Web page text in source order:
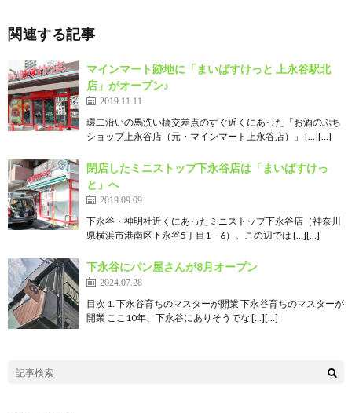
関連する記事
マインマート跡地に「まいばすけっと 上永谷駅北
店」がオープン♪
2019.11.11
環二沿いの馬洗い橋交差点のすぐ近くにあった「お酒のぷち
ショップ上永谷店（元・マインマート上永谷店）」 […][…]
閉店したミニストップ下永谷店は「まいばすけっ
と」へ
2019.09.09
下永谷・神明社近くにあったミニストップ下永谷店（神奈川
県横浜市港南区下永谷5丁目1－6）。この辺では […][…]
下永谷にパン屋さんが8月オープン
2024.07.28
目次 1. 下永谷育ちのマスターが開業 下永谷育ちのマスターが
開業 ここ10年、下永谷にありそうでな […][…]